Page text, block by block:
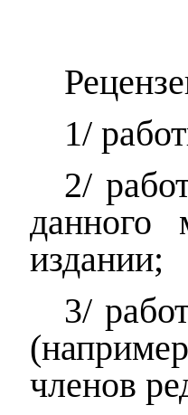
1/
2/
данного
издании;
3/
членов